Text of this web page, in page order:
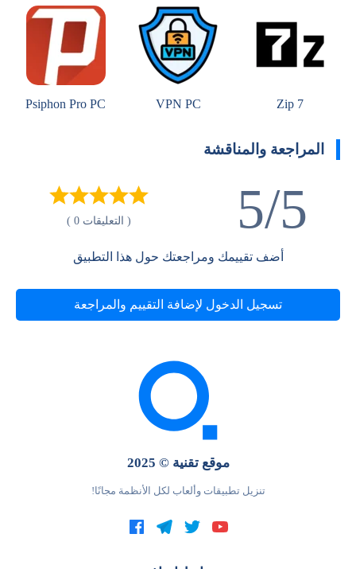
7 Zip
VPN PC
Psiphon Pro PC
المراجعة والمناقشة
5/5 ( التعليقات 0 )
أضف تقييمك ومراجعتك حول هذا التطبيق
تسجيل الدخول لإضافة التقييم والمراجعة
موقع تقنية © 2025
تنزيل تطبيقات وألعاب لكل الأنظمة مجانًا!